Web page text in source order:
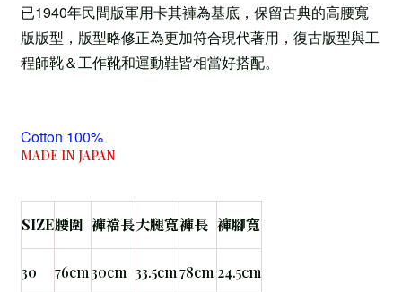
已1940年民間版軍用卡其褲為基底，保留古典的高腰寬
版版型，版型略修正為更加符合現代著用，復古版型與工
程師靴＆工作靴和運動鞋皆相當好搭配。
Cotton 100%
MADE IN JAPAN
SIZE腰圍 褲襠長大腿寬褲長 褲腳寬
30 76cm30cm 33.5cm78cm 24.5cm